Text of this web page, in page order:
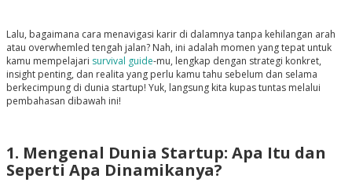
Lalu, bagaimana cara menavigasi karir di dalamnya tanpa kehilangan arah
atau overwhemled tengah jalan? Nah, ini adalah momen yang tepat untuk
kamu mempelajari survival guide-mu, lengkap dengan strategi konkret,
insight penting, dan realita yang perlu kamu tahu sebelum dan selama
berkecimpung di dunia startup! Yuk, langsung kita kupas tuntas melalui
pembahasan dibawah ini!
1. Mengenal Dunia Startup: Apa Itu dan
Seperti Apa Dinamikanya?